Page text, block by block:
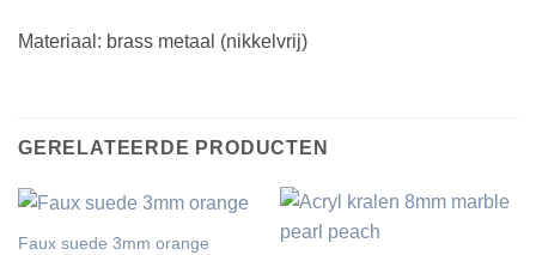
Materiaal: brass metaal (nikkelvrij)
GERELATEERDE PRODUCTEN
Faux suede 3mm orange